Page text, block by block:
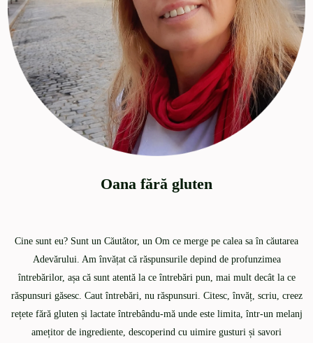
Oana fără gluten
Cine sunt eu? Sunt un Căutător, un Om ce merge pe calea sa în căutarea
Adevărului. Am învățat că răspunsurile depind de profunzimea
întrebărilor, așa că sunt atentă la ce întrebări pun, mai mult decât la ce
răspunsuri găsesc. Caut întrebări, nu răspunsuri. Citesc, învăț, scriu, creez
rețete fără gluten și lactate întrebându-mă unde este limita, într-un melanj
amețitor de ingrediente, descoperind cu uimire gusturi și savori